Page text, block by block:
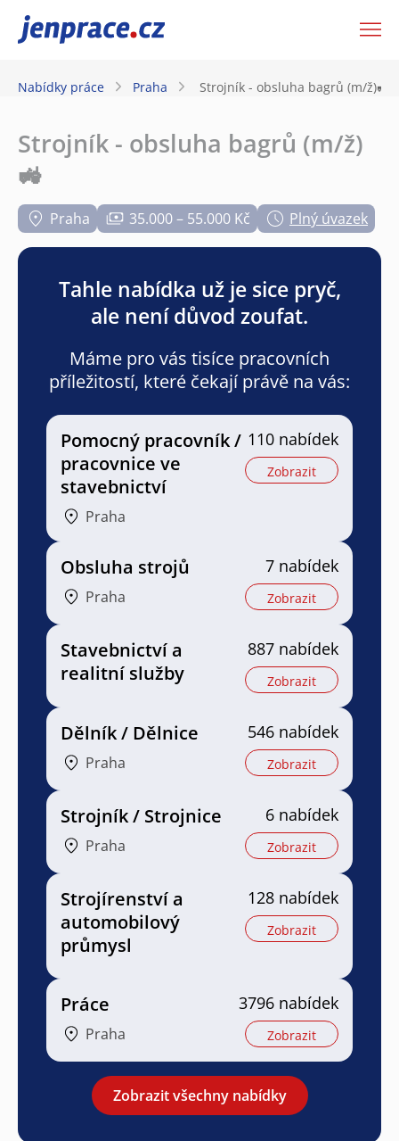
JenPráce.cz
Nabídky práce Praha Strojník - obsluha bagrů (m/ž)🚜
Strojník - obsluha bagrů (m/ž)
🚜
Praha 35.000 – 55.000 Kč Plný úvazek
Tahle nabídka už je sice pryč,
ale není důvod zoufat.
Máme pro vás tisíce pracovních
příležitostí, které čekají právě na vás:
Pomocný pracovník /
pracovnice ve
stavebnictví
Praha
110 nabídek
Zobrazit
Obsluha strojů
Praha
7 nabídek
Zobrazit
Stavebnictví a
realitní služby
887 nabídek
Zobrazit
Dělník / Dělnice
Praha
546 nabídek
Zobrazit
Strojník / Strojnice
Praha
6 nabídek
Zobrazit
Strojírenství a
automobilový
průmysl
128 nabídek
Zobrazit
Práce
Praha
3796 nabídek
Zobrazit
Zobrazit všechny nabídky